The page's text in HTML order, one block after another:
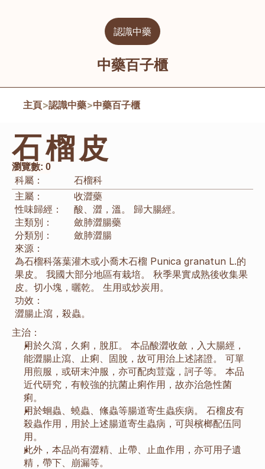
認識中藥
中藥百子櫃
主頁>認識中藥>中藥百子櫃
石榴皮
瀏覽數: 0
科屬：
石榴科
主屬：
收澀藥
性味歸經：
酸、澀，溫。 歸大腸經。
主類別：
斂肺澀腸藥
分類別：
斂肺澀腸
來源：
為石榴科落葉灌木或小喬木石榴 Punica granatun L.的
果皮。 我國大部分地區有栽培。 秋季果實成熟後收集果
皮。切小塊，曬乾。 生用或炒炭用。
功效：
澀腸止瀉，殺蟲。
主治：
用於久瀉，久痢，脫肛。 本品酸澀收斂，入大腸經，
能澀腸止瀉、止痢、固脫，故可用治上述諸證。 可單
用煎服，或研末沖服，亦可配肉荳蔻，訶子等。 本品
近代研究，有較強的抗菌止痢作用，故亦治急性菌
痢。
用於蛔蟲、蟯蟲、絛蟲等腸道寄生蟲疾病。 石榴皮有
殺蟲作用，用於上述腸道寄生蟲病，可與檳榔配伍同
用。
此外，本品尚有澀精、止帶、止血作用，亦可用子遺
精，帶下、崩漏等。